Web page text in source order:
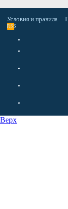
Условия и правила
RSS
Верх